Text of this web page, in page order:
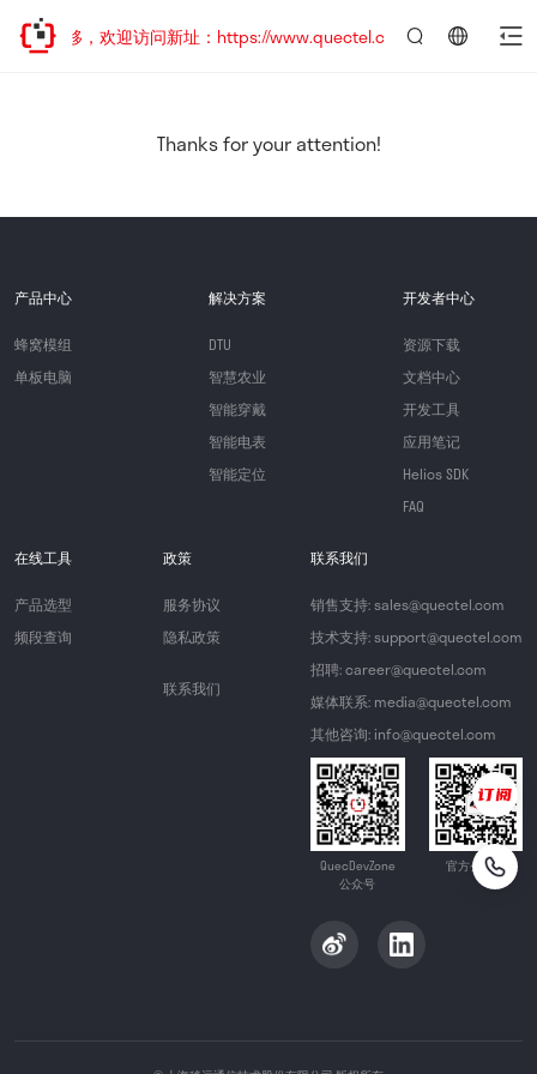
址已迁移，欢迎访问新址：https://www.quectel.com.cn
Thanks for your attention!
产品中心
蜂窝模组
单板电脑
解决方案
DTU
智慧农业
智能穿戴
智能电表
智能定位
开发者中心
资源下载
文档中心
开发工具
应用笔记
Helios SDK
FAQ
在线工具
产品选型
频段查询
政策
服务协议
隐私政策
联系我们
联系我们
销售支持: sales@quectel.com
技术支持: support@quectel.com
招聘: career@quectel.com
媒体联系: media@quectel.com
其他咨询: info@quectel.com
QuecDevZone
公众号
官方公众号